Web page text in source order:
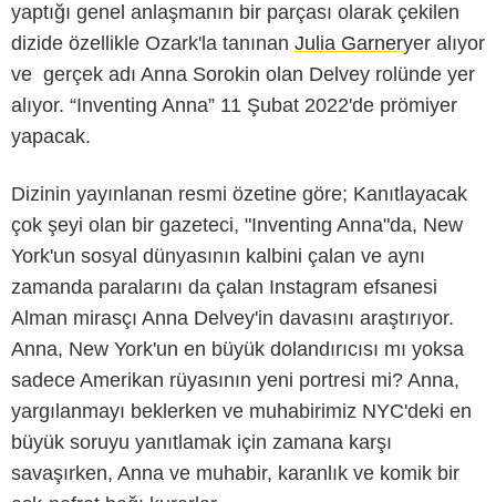
yaptığı genel anlaşmanın bir parçası olarak çekilen
dizide özellikle Ozark'la tanınan Julia Garneryer alıyor
ve gerçek adı Anna Sorokin olan Delvey rolünde yer
alıyor. “Inventing Anna” 11 Şubat 2022'de prömiyer
yapacak.
Dizinin yayınlanan resmi özetine göre; Kanıtlayacak
çok şeyi olan bir gazeteci, "Inventing Anna"da, New
York'un sosyal dünyasının kalbini çalan ve aynı
zamanda paralarını da çalan Instagram efsanesi
Alman mirasçı Anna Delvey'in davasını araştırıyor.
Anna, New York'un en büyük dolandırıcısı mı yoksa
sadece Amerikan rüyasının yeni portresi mi? Anna,
yargılanmayı beklerken ve muhabirimiz NYC'deki en
büyük soruyu yanıtlamak için zamana karşı
savaşırken, Anna ve muhabir, karanlık ve komik bir